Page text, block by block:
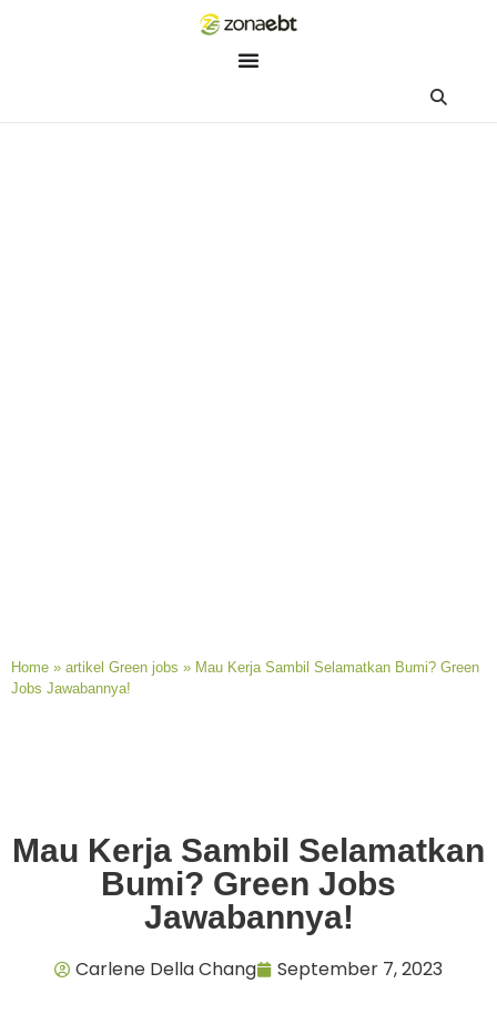
Home » artikel Green jobs » Mau Kerja Sambil Selamatkan Bumi? Green
Jobs Jawabannya!
Mau Kerja Sambil Selamatkan
Bumi? Green Jobs
Jawabannya!
Carlene Della Chang September 7, 2023